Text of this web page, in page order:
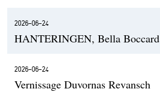
2026-06-24
HANTERINGEN, Bella Boccard
2026-06-24
Vernissage Duvornas Revansch